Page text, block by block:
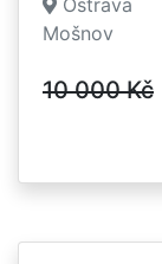
Mošnov
10 000 Kč